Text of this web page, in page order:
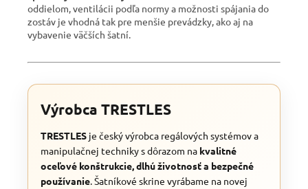
oddielom, ventilácii podľa normy a možnosti spájania do
zostáv je vhodná tak pre menšie prevádzky, ako aj na
vybavenie väčších šatní.
Výrobca TRESTLES
TRESTLES je český výrobca regálových systémov a
manipulačnej techniky s dôrazom na kvalitné
oceľové konštrukcie, dlhú životnosť a bezpečné
používanie . Šatníkové skrine vyrábame na novej